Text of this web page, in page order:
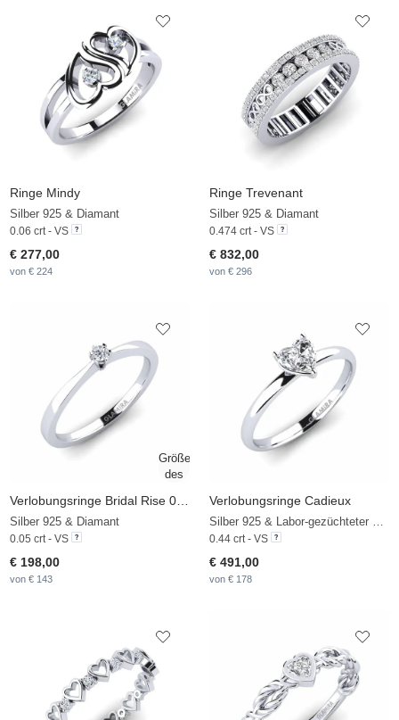
Ringe Mindy
Silber 925 & Diamant
0.06 crt - VS
€ 277,00
von € 224
Ringe Trevenant
Silber 925 & Diamant
0.474 crt - VS
€ 832,00
von € 296
Silber 925 & Diamant
0.05 crt - VS
€ 198,00
von € 143
Verlobungsringe Cadieux
Silber 925 & Labor-gezüchteter Diamant
0.44 crt - VS
€ 491,00
von € 178